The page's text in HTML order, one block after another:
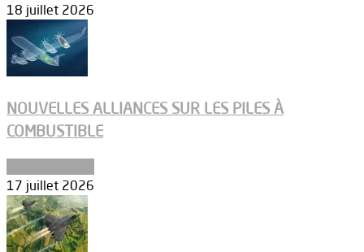
18 juillet 2026
NOUVELLES ALLIANCES SUR LES PILES À
COMBUSTIBLE
17 juillet 2026